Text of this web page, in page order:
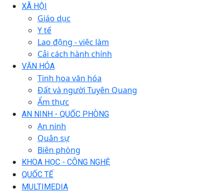
XÃ HỘI
Giáo dục
Y tế
Lao động - việc làm
Cải cách hành chính
VĂN HÓA
Tinh hoa văn hóa
Đất và người Tuyên Quang
Ẩm thực
AN NINH - QUỐC PHÒNG
An ninh
Quân sự
Biên phòng
KHOA HỌC - CÔNG NGHỆ
QUỐC TẾ
MULTIMEDIA